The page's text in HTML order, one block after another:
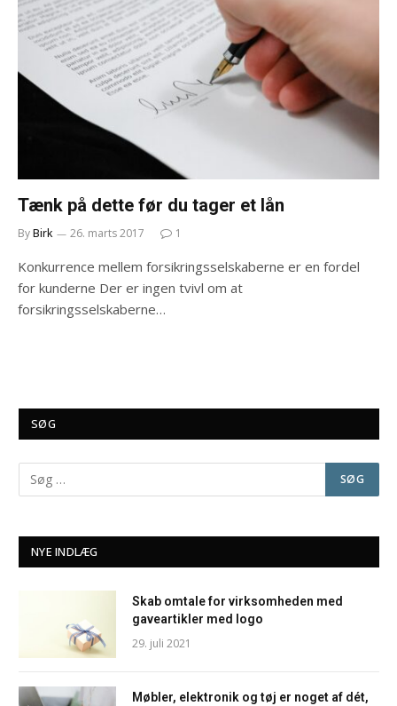
Tænk på dette før du tager et lån
ByBirk 26. marts 2017 1
Konkurrence mellem forsikringsselskaberne er en fordel
for kunderne Der er ingen tvivl om at
forsikringsselskaberne…
SØG
NYE INDLÆG
Skab omtale for virksomheden med
gaveartikler med logo
29. juli 2021
Møbler, elektronik og tøj er noget af dét,